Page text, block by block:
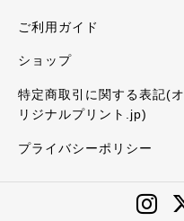
ご利用ガイド
ショップ
特定商取引に関する表記(オ
リジナルプリント.jp)
プライバシーポリシー